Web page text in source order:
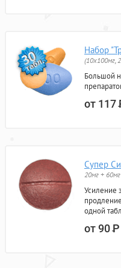
Набор
(10x100мг,
Большой
от 117
Супер
20мг + 60мг
Усиление
одной
от 90Р